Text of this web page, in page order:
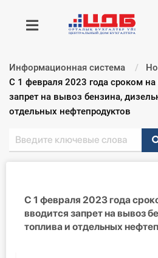
Получить консультацию
Купить доступ
Главная ИС
Консультации
Правовая база
Информационная система
Текущий:
С 1 февраля 2023 года сроком
запрет на вывоз бензина,
отдельных нефтепродуктов
С 1 февраля 2023 года
вводится запрет на вывоз
топлива и отдельных